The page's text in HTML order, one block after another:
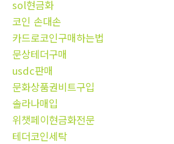
sol현금화
코인 손대손
카드로코인구매하는법
문상테더구매
usdc판매
문화상품권비트구입
솔라나매입
위챗페이현금화전문
테더코인세탁